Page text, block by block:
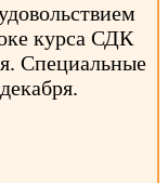
курса СДК
Специальные